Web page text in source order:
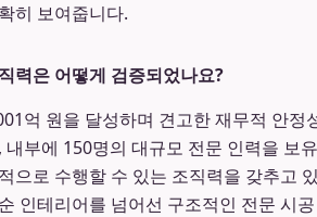
히 보여줍니다.
력은 어떻게 검증되었나요?
억 원을 달성하며 견고한 재무적 안
부에 150명의 대규모 전문 인력을 보
으로 수행할 수 있는 조직력을 갖추고
인테리어를 넘어선 구조적인 전문 시